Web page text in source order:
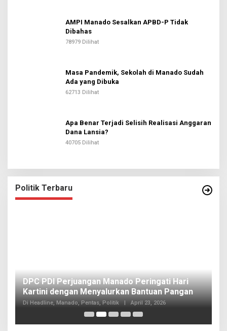
AMPI Manado Sesalkan APBD-P Tidak
Dibahas
78979 Dilihat
Masa Pandemik, Sekolah di Manado Sudah
Ada yang Dibuka
62713 Dilihat
Apa Benar Terjadi Selisih Realisasi Anggaran
Dana Lansia?
40705 Dilihat
Politik Terbaru
DPC PDI Perjuangan Manado Peringati Hari
Kartini dengan Menyalurkan Bantuan Pangan
Di Headline, Manado, Pentas, Politik April 23, 2026